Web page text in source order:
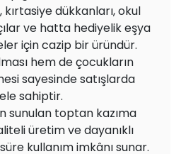
dükkanları, okul
ve hatta hediyelik eşya
için cazip bir üründür.
hem de çocukların
sayesinde satışlarda
sahiptir.
sunulan toptan kazıma
üretim ve dayanıklı
kullanım imkânı sunar.